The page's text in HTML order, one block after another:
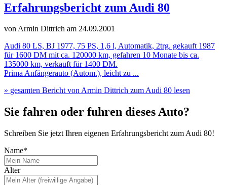
Erfahrungsbericht zum Audi 80
von Armin Dittrich am 24.09.2001
Audi 80 LS, BJ 1977, 75 PS, 1,6 l, Automatik, 2trg. gekauft 1987
für 1600 DM mit ca. 120000 km, gefahren 10 Monate bis ca.
135000 km, verkauft für 1400 DM.
Prima Anfängerauto (Autom.), leicht zu ...
» gesamten Bericht von Armin Dittrich zum Audi 80 lesen
Sie fahren oder fuhren dieses Auto?
Schreiben Sie jetzt Ihren eigenen Erfahrungsbericht zum Audi 80!
Name*
Alter